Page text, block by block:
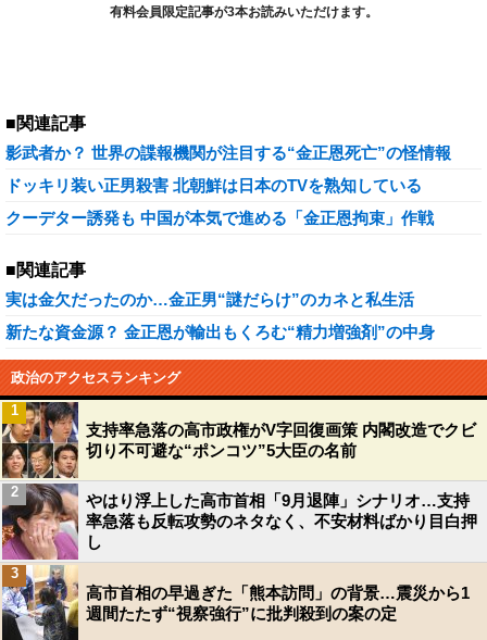
有料会員限定記事が3本お読みいただけます。
■関連記事
影武者か？ 世界の諜報機関が注目する“金正恩死亡”の怪情報
ドッキリ装い正男殺害 北朝鮮は日本のTVを熟知している
クーデター誘発も 中国が本気で進める「金正恩拘束」作戦
■関連記事
実は金欠だったのか…金正男“謎だらけ”のカネと私生活
新たな資金源？ 金正恩が輸出もくろむ“精力増強剤”の中身
政治のアクセスランキング
支持率急落の高市政権がV字回復画策 内閣改造でクビ
切り不可避な“ポンコツ”5大臣の名前
1
やはり浮上した高市首相「9月退陣」シナリオ…支持
率急落も反転攻勢のネタなく、不安材料ばかり目白押
し
2
高市首相の早過ぎた「熊本訪問」の背景…震災から1
週間たたず“視察強行”に批判殺到の案の定
3